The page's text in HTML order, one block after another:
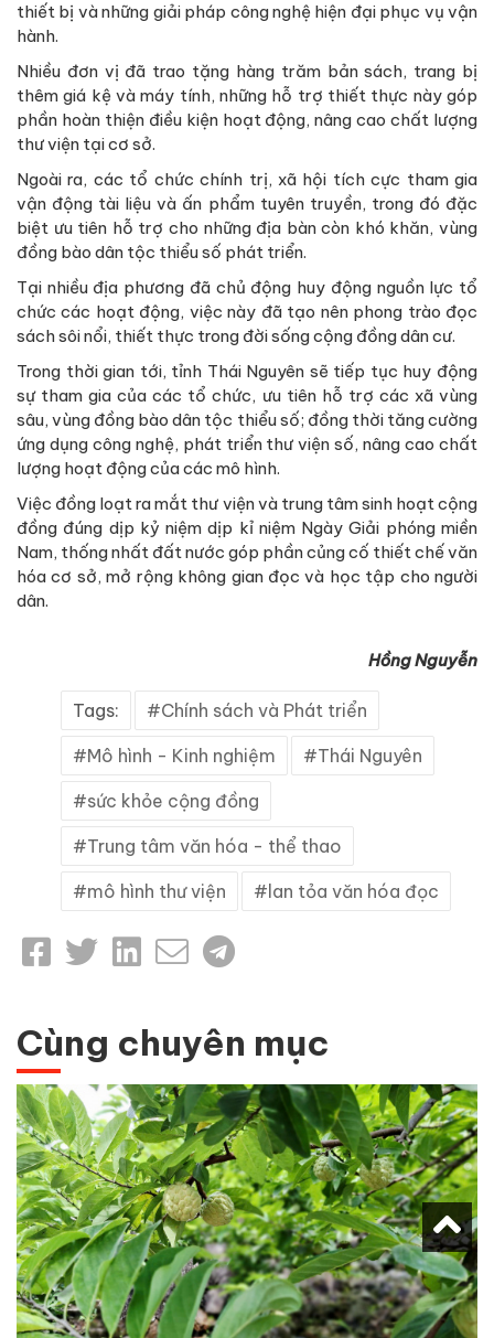
thiết bị và những giải pháp công nghệ hiện đại phục vụ vận
hành.
Nhiều đơn vị đã trao tặng hàng trăm bản sách, trang bị
thêm giá kệ và máy tính, những hỗ trợ thiết thực này góp
phần hoàn thiện điều kiện hoạt động, nâng cao chất lượng
thư viện tại cơ sở.
Ngoài ra, các tổ chức chính trị, xã hội tích cực tham gia
vận động tài liệu và ấn phẩm tuyên truyền, trong đó đặc
biệt ưu tiên hỗ trợ cho những địa bàn còn khó khăn, vùng
đồng bào dân tộc thiểu số phát triển.
Tại nhiều địa phương đã chủ động huy động nguồn lực tổ
chức các hoạt động, việc này đã tạo nên phong trào đọc
sách sôi nổi, thiết thực trong đời sống cộng đồng dân cư.
Trong thời gian tới, tỉnh Thái Nguyên sẽ tiếp tục huy động
sự tham gia của các tổ chức, ưu tiên hỗ trợ các xã vùng
sâu, vùng đồng bào dân tộc thiểu số; đồng thời tăng cường
ứng dụng công nghệ, phát triển thư viện số, nâng cao chất
lượng hoạt động của các mô hình.
Việc đồng loạt ra mắt thư viện và trung tâm sinh hoạt cộng
đồng đúng dịp kỷ niệm dịp kỉ niệm Ngày Giải phóng miền
Nam, thống nhất đất nước góp phần củng cố thiết chế văn
hóa cơ sở, mở rộng không gian đọc và học tập cho người
dân.
Hồng Nguyễn
Tags: Chính sách và Phát triển
Mô hình - Kinh nghiệm Thái Nguyên
sức khỏe cộng đồng
Trung tâm văn hóa - thể thao
mô hình thư viện lan tỏa văn hóa đọc
Cùng chuyên mục